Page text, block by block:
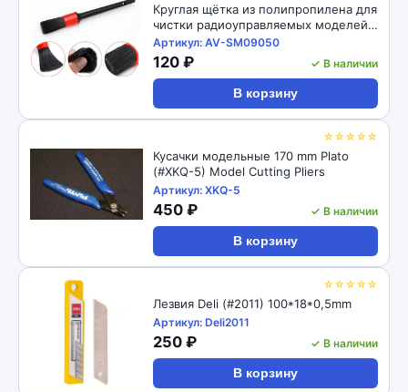
Круглая щётка из полипропилена для
чистки радиоуправляемых моделей
22,5 см RC-Avtomag (#AV-SM09050)
RC Model Round Cleaning Brush
Артикул: AV-SM09050
120 ₽ ✓ В наличии
В корзину
☆☆☆☆☆
Кусачки модельные 170 mm Plato
(#XKQ-5) Model Cutting Pliers
Артикул: XKQ-5
450 ₽ ✓ В наличии
В корзину
☆☆☆☆☆
Лезвия Deli (#2011) 100*18*0,5mm
Артикул: Deli2011
250 ₽ ✓ В наличии
В корзину